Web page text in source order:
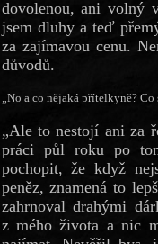
dovolenou, ani volný
jsem dluhy a teď
za zajímavou cenu.
důvodů.
„No a co nějaká přítelkyně?
„Ale to nestojí ani za
práci půl roku po
pochopit, že když
peněz, znamená to
zahrnoval drahými
z mého života a nic